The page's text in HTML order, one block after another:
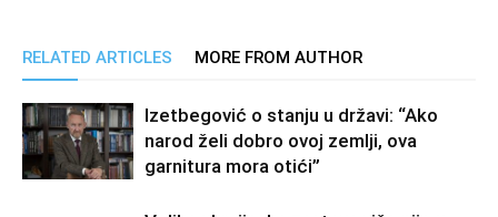
RELATED ARTICLES MORE FROM AUTHOR
Izetbegović o stanju u državi: “Ako
narod želi dobro ovoj zemlji, ova
garnitura mora otići”